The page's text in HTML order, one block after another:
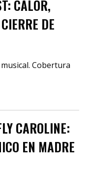
CALOR,
DE
Cobertura
CAROLINE:
EN MADRE